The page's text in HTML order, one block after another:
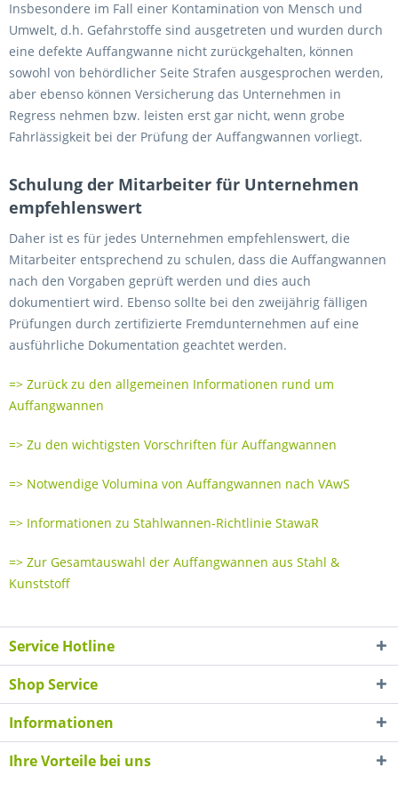
Insbesondere im Fall einer Kontamination von Mensch und
Umwelt, d.h. Gefahrstoffe sind ausgetreten und wurden durch
eine defekte Auffangwanne nicht zurückgehalten, können
sowohl von behördlicher Seite Strafen ausgesprochen werden,
aber ebenso können Versicherung das Unternehmen in
Regress nehmen bzw. leisten erst gar nicht, wenn grobe
Fahrlässigkeit bei der Prüfung der Auffangwannen vorliegt.
Schulung der Mitarbeiter für Unternehmen
empfehlenswert
Daher ist es für jedes Unternehmen empfehlenswert, die
Mitarbeiter entsprechend zu schulen, dass die Auffangwannen
nach den Vorgaben geprüft werden und dies auch
dokumentiert wird. Ebenso sollte bei den zweijährig fälligen
Prüfungen durch zertifizierte Fremdunternehmen auf eine
ausführliche Dokumentation geachtet werden.
=> Zurück zu den allgemeinen Informationen rund um
Auffangwannen
=> Zu den wichtigsten Vorschriften für Auffangwannen
=> Notwendige Volumina von Auffangwannen nach VAwS
=> Informationen zu Stahlwannen-Richtlinie StawaR
=> Zur Gesamtauswahl der Auffangwannen aus Stahl &
Kunststoff
Service Hotline
Shop Service
Informationen
Ihre Vorteile bei uns